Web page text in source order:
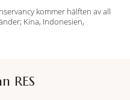
kommer hälften av all
Kina, Indonesien,
RES